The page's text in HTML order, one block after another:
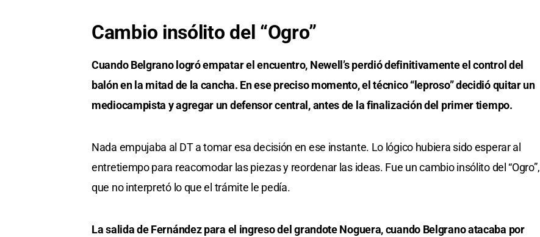
Cambio insólito del “Ogro”
Cuando Belgrano logró empatar el encuentro, Newell’s perdió definitivamente el control del
balón en la mitad de la cancha. En ese preciso momento, el técnico “leproso” decidió quitar un
mediocampista y agregar un defensor central, antes de la finalización del primer tiempo.
Nada empujaba al DT a tomar esa decisión en ese instante. Lo lógico hubiera sido esperar al
entretiempo para reacomodar las piezas y reordenar las ideas. Fue un cambio insólito del “Ogro”,
que no interpretó lo que el trámite le pedía.
La salida de Fernández para el ingreso del grandote Noguera, cuando Belgrano atacaba por